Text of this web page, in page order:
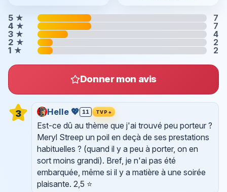
5 ★
7
4 ★
7
3 ★
4
2 ★
2
1 ★ 2
Donner mon avis
3 Helle 💖 11 TVP+
Est-ce dû au thème que j'ai trouvé peu porteur ?
Meryl Streep un poil en deçà de ses prestations
habituelles ? (quand il y a peu à porter, on en
sort moins grandi). Bref, je n'ai pas été
embarquée, même si il y a matière à une soirée
plaisante. 2,5 ⭐